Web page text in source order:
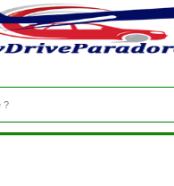
- Mallorca - Cas